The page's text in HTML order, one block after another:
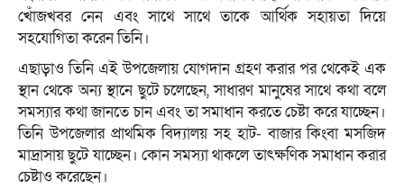
খোঁজখবর নেন এবং সাথে সাথে তাকে আর্থিক সহায়তা দিয়ে
সহযোগিতা করেন তিনি।
এছাড়াও তিনি এই উপজেলায় যোগদান গ্রহণ করার পর থেকেই এক
স্থান থেকে অন্য স্থানে ছুটে চলেছেন, সাধারণ মানুষের সাথে কথা বলে
সমস্যার কথা জানতে চান এবং তা সমাধান করতে চেষ্টা করে যাচ্ছেন।
তিনি উপজেলার প্রাথমিক বিদ্যালয় সহ হাট- বাজার কিংবা মসজিদ
মাদ্রাসায় ছুটে যাচ্ছেন। কোন সমস্যা থাকলে তাৎক্ষণিক সমাধান করার
চেষ্টাও করেছেন।